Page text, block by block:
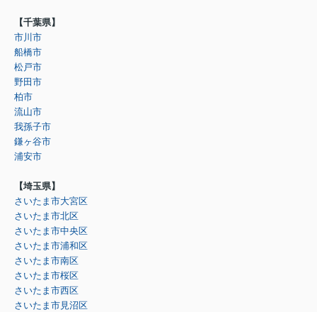
【千葉県】
市川市
船橋市
松戸市
野田市
柏市
流山市
我孫子市
鎌ヶ谷市
浦安市
【埼玉県】
さいたま市大宮区
さいたま市北区
さいたま市中央区
さいたま市浦和区
さいたま市南区
さいたま市桜区
さいたま市西区
さいたま市見沼区